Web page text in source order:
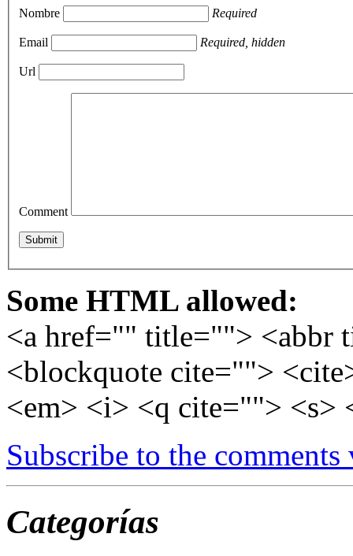
Nombre Required
Email Required, hidden
Url
Comment
Some HTML allowed:
<a href="" title=""> <abbr
<blockquote cite="">
<em> <i> <q cite=""> <s>
Subscribe to the comments
Categorías